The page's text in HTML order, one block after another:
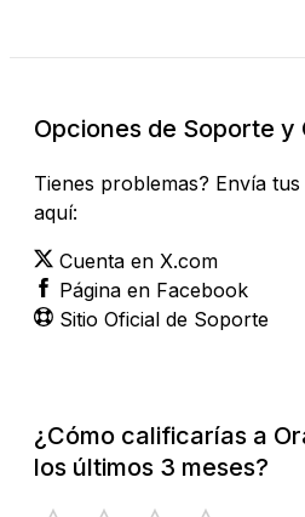
Opciones de Soporte
Tienes problemas? Envía
aquí:
Cuenta en X.com
Página en Facebook
Sitio Oficial de Soporte
¿Cómo calificarías a
los últimos 3 meses?